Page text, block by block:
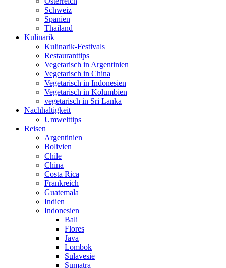
Schweiz
Spanien
Thailand
Kulinarik
Kulinarik-Festivals
Restauranttips
Vegetarisch in Argentinien
Vegetarisch in China
Vegetarisch in Indonesien
Vegetarisch in Kolumbien
vegetarisch in Sri Lanka
Nachhaltigkeit
Umwelttips
Reisen
Argentinien
Bolivien
Chile
China
Costa Rica
Frankreich
Guatemala
Indien
Indonesien
Bali
Flores
Java
Lombok
Sulavesie
Sumatra